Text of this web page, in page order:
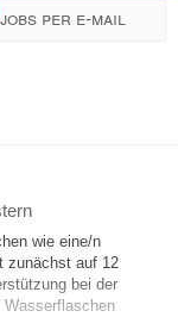
Jobs per e-mail
wie eine/n
zunächst auf 12
bei der
Wasserflaschen